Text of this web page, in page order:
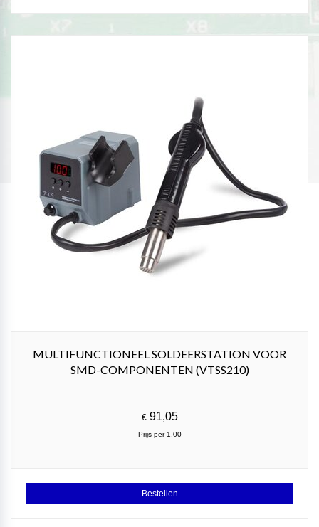
MULTIFUNCTIONEEL SOLDEERSTATION VOOR
SMD-COMPONENTEN (VTSS210)
€91,05
Prijs per 1.00
Bestellen